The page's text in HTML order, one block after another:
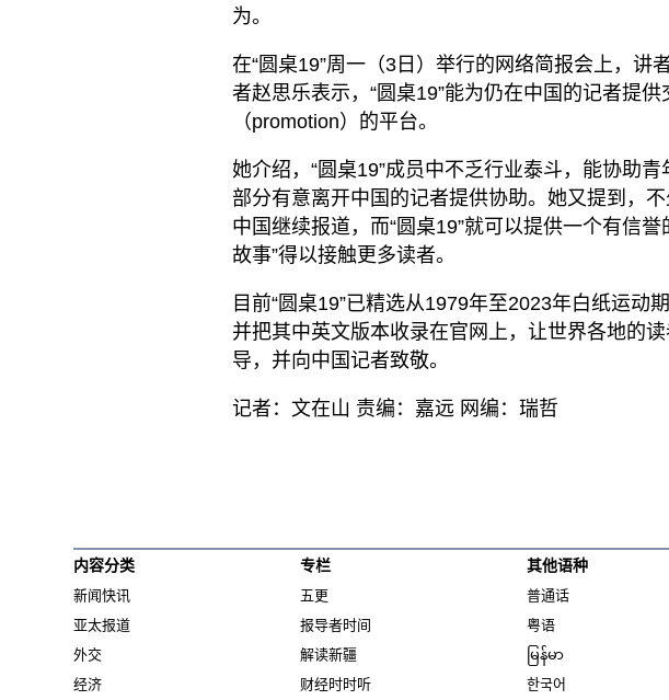
为。
在“圆桌19”周一（3日）举行的网络简报会上，讲
者赵思乐表示，“圆桌19”能为仍在中国的记者提
（promotion）的平台。
她介绍，“圆桌19”成员中不乏行业泰斗，能协助
部分有意离开中国的记者提供协助。她又提到，
中国继续报道，而“圆桌19”就可以提供一个有信
故事”得以接触更多读者。
目前“圆桌19”已精选从1979年至2023年白纸运动
并把其中英文版本收录在官网上，让世界各地的
导，并向中国记者致敬。
记者：文在山 责编：嘉远 网编：瑞哲
内容分类
新闻快讯
亚太报道
外交
经济
专栏
五更
报导者时间
解读新疆
财经时时听
其他语种
普通话
粤语
မြန်မာ
한국어